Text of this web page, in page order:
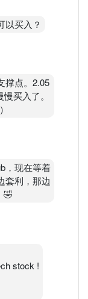
以买入？
撑点。2.05
买入了。
，现在等着
套利，那边
🤣
stock !